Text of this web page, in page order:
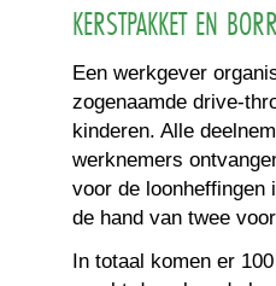
KERSTPAKKET EN
Een werkgever
zogenaamde drive-
kinderen. Alle
werknemers
voor de
de hand van twee
In totaal komen er